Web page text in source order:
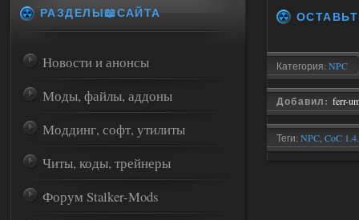
Категория: NPC
Добавил: ferr-
Теги: NPC,CoC
РАЗДЕЛЫ📖САЙТА
Новости и анонсы
Моды, файлы, аддоны
Моддинг, софт, утилиты
Читы, коды, трейнеры
Форум Stalker-Mods